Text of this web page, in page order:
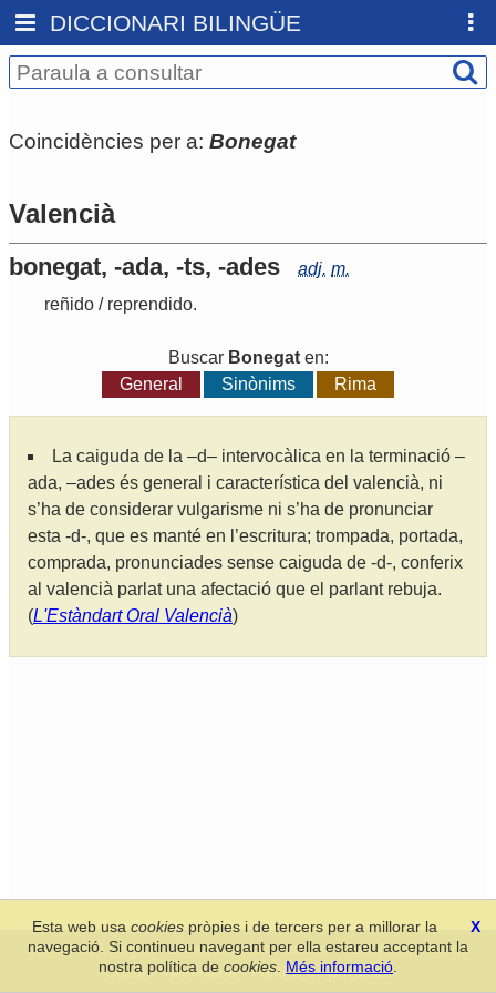
DICCIONARI BILINGÜE
Coincidències per a: Bonegat
Valencià
bonegat, -ada, -ts, -ades adj. m.
reñido / reprendido.
Buscar Bonegaten:
General
Sinònims Rima
La caiguda de la –d– intervocàlica en la terminació –
ada, –ades és general i característica del valencià, ni
s’ha de considerar vulgarisme ni s’ha de pronunciar
esta -d-, que es manté en l’escritura; trompada, portada,
comprada, pronunciades sense caiguda de -d-, conferix
al valencià parlat una afectació que el parlant rebuja.
(L'Estàndart Oral Valencià)
Secció de Llengua i Lliteratura Valencianes-Real Acadèmia de
Cultura Valenciana-Política de privacitat
X
Esta web usacookies pròpies i de tercers per a millorar la
navegació. Si continueu navegant per ella estareu acceptant la
nostra política de cookies Més informació